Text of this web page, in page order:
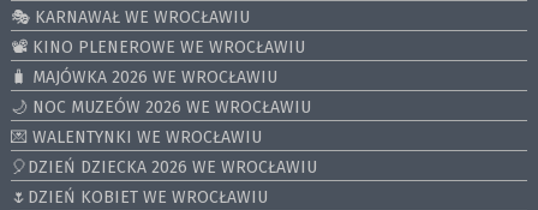
🎭 KARNAWAŁ WE WROCŁAWIU
📽️ KINO PLENEROWE WE WROCŁAWIU
🧳 MAJÓWKA 2026 WE WROCŁAWIU
🌙 NOC MUZEÓW 2026 WE WROCŁAWIU
💌 WALENTYNKI WE WROCŁAWIU
🎈DZIEŃ DZIECKA 2026 WE WROCŁAWIU
🌷DZIEŃ KOBIET WE WROCŁAWIU